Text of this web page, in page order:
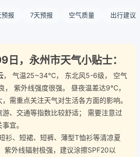
预报 7天预报 空气质量 出行建议
，永州市天气小贴士：
， 气温25~34℃， 东北风5-6级， 空气
， 紫外线强度很强。 昼夜温差达9℃，
需重点关注天气对生活各方面的影响。
、交通等指数比较舒适； 需要注意过
宜。
、短裙、短裤、薄型T恤衫等清凉夏
紫外线辐射极强，建议涂擦SPF20以